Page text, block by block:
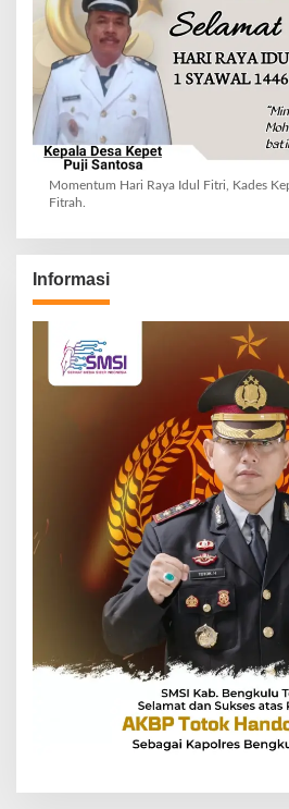
Momentum Hari Raya Idul Fitri, Kades
Fitrah.
Informasi